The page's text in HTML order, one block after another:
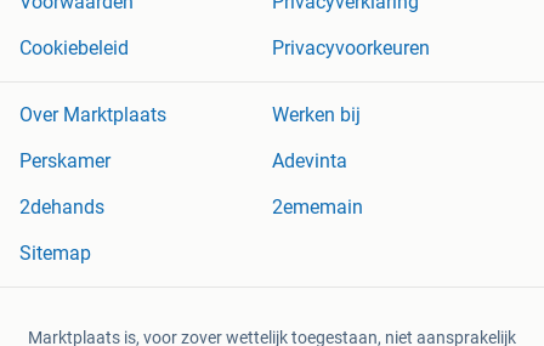
Cookiebeleid
Privacyvoorkeuren
Over Marktplaats
Werken bij
Perskamer
Adevinta
2dehands
2ememain
Sitemap
Marktplaats is, voor zover wettelijk toegestaan, niet aansprakelijk